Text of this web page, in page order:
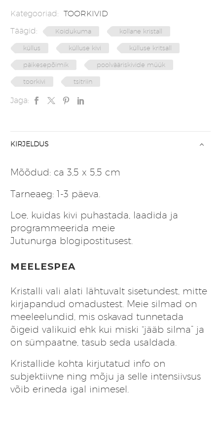
Kategooriad: TOORKIVID
Täägid:
Koidukuma kollane kristall
küllus külluse kivi külluse kritsall
päikesepõimik poolvääriskivide müük
toorkivi tsitriin
Jaga:
KIRJELDUS
Mõõdud: ca 3,5 x 5,5 cm
Tarneaeg: 1-3 päeva.
Loe, kuidas kivi puhastada, laadida ja
programmeerida meie
Jutunurga blogipostitusest
MEELESPEA
Kristalli vali alati lähtuvalt sisetundest, mitte
kirjapandud omadustest. Meie silmad on
meeleelundid, mis oskavad tunnetada
õigeid valikuid ehk kui miski “jääb silma” ja
on sümpaatne, tasub seda usaldada.
Kristallide kohta kirjutatud info on
subjektiivne ning mõju ja selle intensiivsus
võib erineda igal inimesel.